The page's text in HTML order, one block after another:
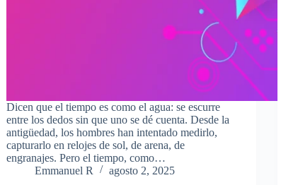
Dicen que el tiempo es como el agua: se escurre
entre los dedos sin que uno se dé cuenta. Desde la
antigüedad, los hombres han intentado medirlo,
capturarlo en relojes de sol, de arena, de
engranajes. Pero el tiempo, como…
Emmanuel R
agosto 2, 2025